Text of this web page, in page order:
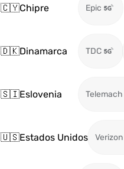
🇨🇾Chipre Epic
🇩🇰Dinamarca TDC
🇸🇮Eslovenia Telemach
🇺🇸Estados Unidos Verizon